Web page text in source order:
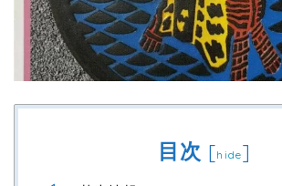
目次 [hide]